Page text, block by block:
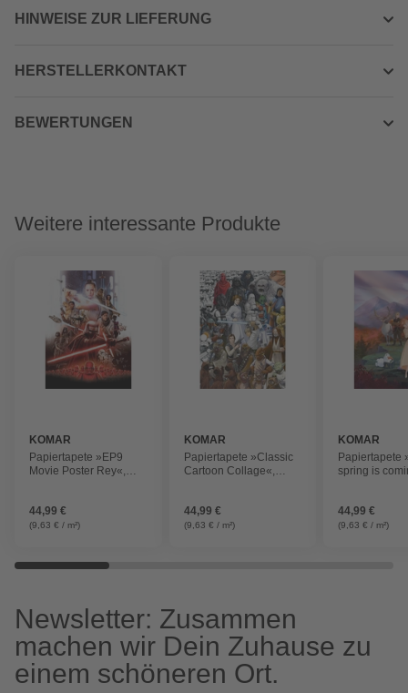
HINWEISE ZUR LIEFERUNG
HERSTELLERKONTAKT
BEWERTUNGEN
Weitere interessante Produkte
KOMAR
Papiertapete »EP9
Movie Poster Rey«,
44,99 €
(9,63 € / m²)
KOMAR
Papiertapete »Classic
Cartoon Collage«,
44,99 €
(9,63 € / m²)
KOMAR
Papiertapete
spring is
44,99 €
(9,63 € / m²)
Newsletter: Zusammen
machen wir Dein Zuhause zu
einem schöneren Ort.